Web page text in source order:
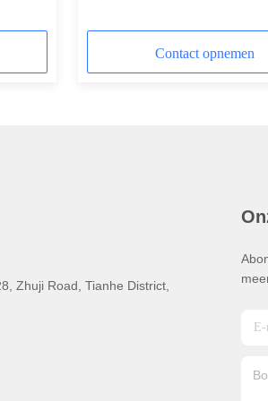
Onderhoud
Contact opnemen
Zhuji Road, Tianhe District,